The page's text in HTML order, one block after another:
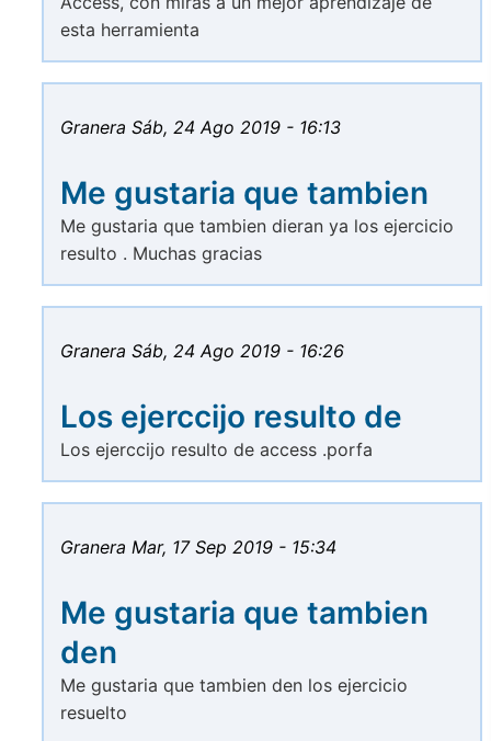
esta herramienta
Granera Sáb, 24 Ago 2019 - 16:13
Me gustaria que tambien
Me gustaria que tambien dieran ya los ejercicio
resulto . Muchas gracias
Granera Sáb, 24 Ago 2019 - 16:26
Los ejerccijo resulto de
Los ejerccijo resulto de access .porfa
Granera Mar, 17 Sep 2019 - 15:34
Me gustaria que tambien
den
Me gustaria que tambien den los ejercicio
resuelto